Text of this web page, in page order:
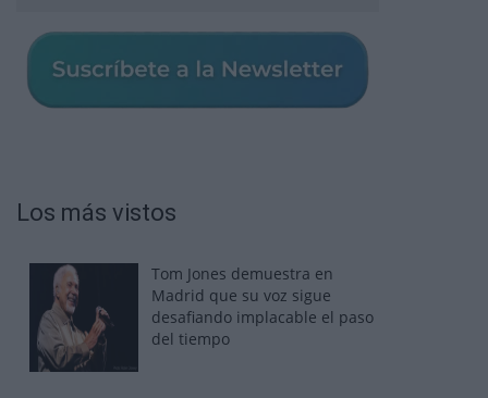
Los más vistos
Tom Jones demuestra en
Madrid que su voz sigue
desafiando implacable el paso
del tiempo